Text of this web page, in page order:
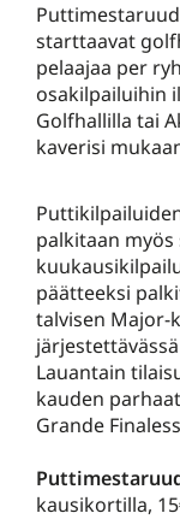
starttaavat
pelaajaa per
osakilpailuihin
Golfhallilla tai
kaverisi
palkitaan
päätteeksi
talvisen Major-
Lauantain
kauden
Grande
kausikortilla,